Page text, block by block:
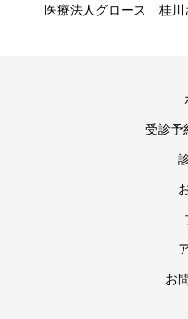
医療法人グロース 桂川
受診予
お